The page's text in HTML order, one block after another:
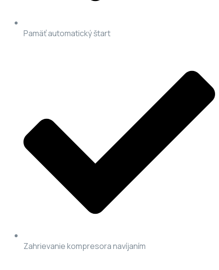
Pamäť automatický štart
Zahrievanie kompresora navíjaním